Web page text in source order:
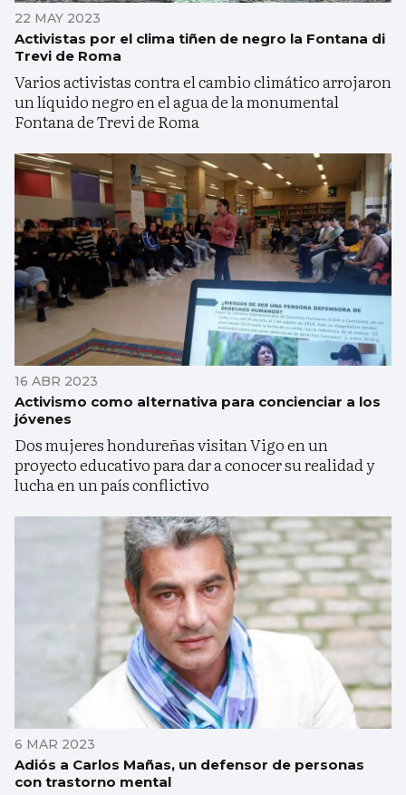
22 MAY 2023
Activistas por el clima tiñen de negro la Fontana di
Trevi de Roma
Varios activistas contra el cambio climático arrojaron
un líquido negro en el agua de la monumental
Fontana de Trevi de Roma
16 ABR 2023
Activismo como alternativa para concienciar a los
jóvenes
Dos mujeres hondureñas visitan Vigo en un
proyecto educativo para dar a conocer su realidad y
lucha en un país conflictivo
6 MAR 2023
Adiós a Carlos Mañas, un defensor de personas
con trastorno mental